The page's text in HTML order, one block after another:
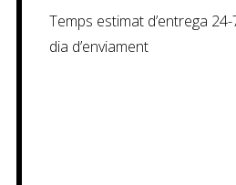
Temps estimat d’entrega
dia d’enviament